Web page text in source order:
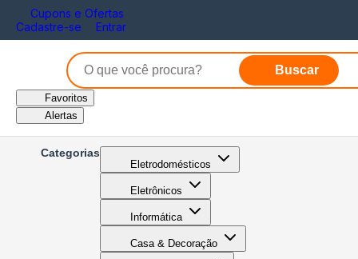
Cupons e Ofertas
Cadastre-se
Entrar
Buscar
Favoritos
Alertas
Categorias
Eletrodomésticos
Eletrônicos
Informática
Casa & Decoração